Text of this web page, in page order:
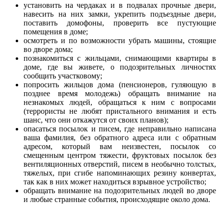
установить на чердаках и в подвалах прочные двери,
навесить на них замки, укрепить подъездные двери,
поставить домофоны, проверить все пустующие
помещения в доме;
осмотреть и по возможности убрать машины, стоящие
во дворе дома;
познакомиться с жильцами, снимающими квартиры в
доме, где вы живете, о подозрительных личностях
сообщить участковому;
попросить жильцов дома (пенсионеров, гуляющую в
позднее время молодежь) обращать внимание на
незнакомых людей, обращаться к ним с вопросами
(террористы не любят пристального внимания и есть
шанс, что они откажутся от своих планов);
опасаться посылок и писем, где неправильно написана
ваша фамилия, без обратного адреса или с обратным
адресом, который вам неизвестен, посылок со
смещенным центром тяжести, фруктовых посылок без
вентиляционных отверстий, писем в необычно толстых,
тяжелых, при сгибе напоминающих резину конвертах,
так как в них может находиться взрывное устройство;
обращать внимание на подозрительных людей во дворе
и любые странные события, происходящие около дома.